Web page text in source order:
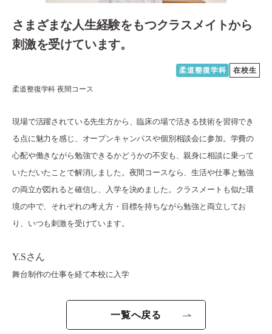
卒業生の方へ
さまざまな人生経験をもつクラスメイトから
刺激を受けています。
現場で活躍されている先生方から、臨床の場で活きる技術を習得でき
る点に魅力を感じ、オープンキャンパスや個別相談会に参加。学費の
心配や働きながら勉強できるかどうかの不安も、親身に相談に乗って
いただいたことで解消しました。夜間コースなら、生活や仕事と勉強
の両立が図れると確信し、入学を決めました。クラスメートも似た環
境の中で、それぞれの考え方・目標を持ちながら勉強と両立してお
り、いつも刺激を受けています。
Y.Sさん
舞台制作の仕事を経て本校に入学
在校生
柔道整復学科
柔道整復学科 夜間コース
一覧へ戻る